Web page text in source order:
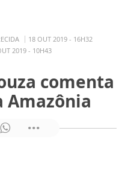
18 OUT 2019 - 16H32
2019 - 10H43
comenta
Amazônia